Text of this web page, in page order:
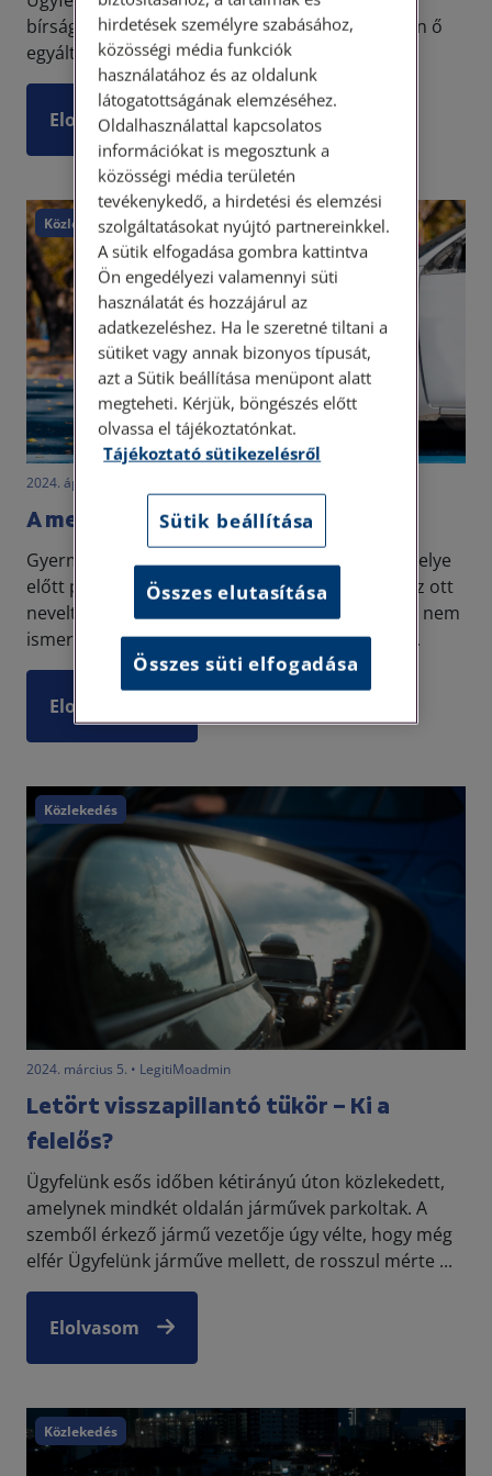
bírságot, ugyanis a büntetésben szereplő napon ő
egyáltalán nem is járt Ausztriában.
Elolvasom
Közlekedés
2024. április 30. • LegitiMoadmin
A megrongált autó
Gyermekotthonban dolgozó ügyfelünk munkahelye
előtt parkoló gépkocsiját téglákkal verték szét az ott
nevelt gyerekek. Az intézmény a kárfelelősségét nem
ismerte el, azonban hat hónapos megfeszített...
Elolvasom
Közlekedés
2024. március 5. • LegitiMoadmin
Letört visszapillantó tükör – Ki a
felelős?
Ügyfelünk esős időben kétirányú úton közlekedett,
amelynek mindkét oldalán járművek parkoltak. A
szemből érkező jármű vezetője úgy vélte, hogy még
elfér Ügyfelünk járműve mellett, de rosszul mérte ...
Elolvasom
Közlekedés
hirdetések személyre szabásához,
közösségi média funkciók
használatához és az oldalunk
látogatottságának elemzéséhez.
Oldalhasználattal kapcsolatos
információkat is megosztunk a
közösségi média területén
tevékenykedő, a hirdetési és elemzési
szolgáltatásokat nyújtó partnereinkkel.
A sütik elfogadása gombra kattintva
Ön engedélyezi valamennyi süti
használatát és hozzájárul az
adatkezeléshez. Ha le szeretné tiltani a
sütiket vagy annak bizonyos típusát,
azt a Sütik beállítása menüpont alatt
megteheti. Kérjük, böngészés előtt
olvassa el tájékoztatónkat.
Tájékoztató sütikezelésről
Sütik beállítása
Összes elutasítása
Összes süti elfogadása